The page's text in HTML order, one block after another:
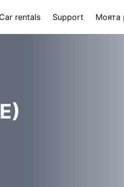
Car rentals Support Моята